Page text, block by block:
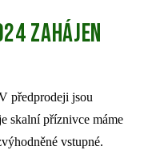
zahájen
předprodeji jsou
skalní příznivce máme
vstupné.